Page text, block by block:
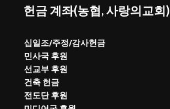
헌금 계좌(농협, 사랑의교회)
십일조/주정/감사헌금
민사국 후원
선교부 후원
건축 헌금
전도단 후원